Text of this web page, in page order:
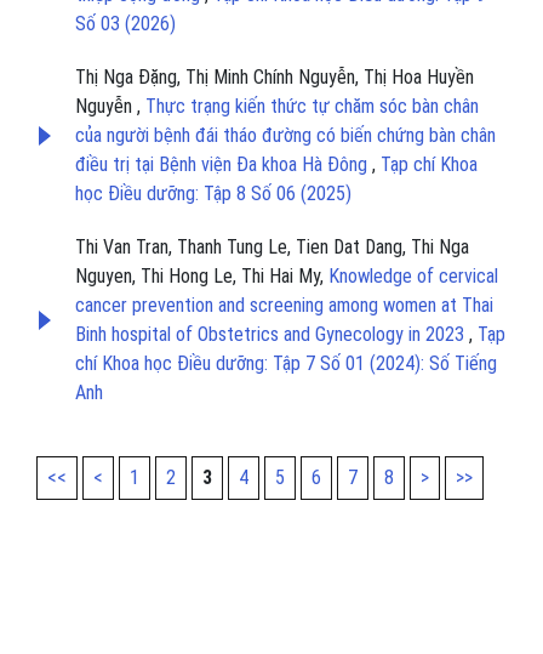
Số 03 (2026)
Thị Nga Đặng, Thị Minh Chính Nguyễn, Thị Hoa Huyền
Nguyễn , Thực trạng kiến thức tự chăm sóc bàn chân
của người bệnh đái tháo đường có biến chứng bàn chân
điều trị tại Bệnh viện Đa khoa Hà Đông , Tạp chí Khoa
học Điều dưỡng: Tập 8 Số 06 (2025)
Thi Van Tran, Thanh Tung Le, Tien Dat Dang, Thi Nga
Nguyen, Thi Hong Le, Thi Hai My, Knowledge of cervical
cancer prevention and screening among women at Thai
Binh hospital of Obstetrics and Gynecology in 2023 , Tạp
chí Khoa học Điều dưỡng: Tập 7 Số 01 (2024): Số Tiếng
Anh
<< < 1 2 3 4 5 6 7 8 > >>